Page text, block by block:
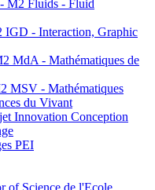
M2 Fluids - Fluid
- Interaction, Graphic
MdA - Mathématiques de
MSV - Mathématiques
du Vivant
Innovation Conception
PEI
of Science de l'Ecole